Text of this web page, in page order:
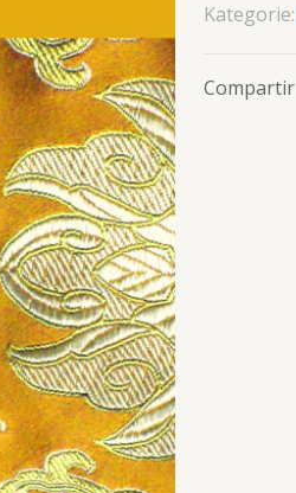
Menge
Kategorie:
Compartir